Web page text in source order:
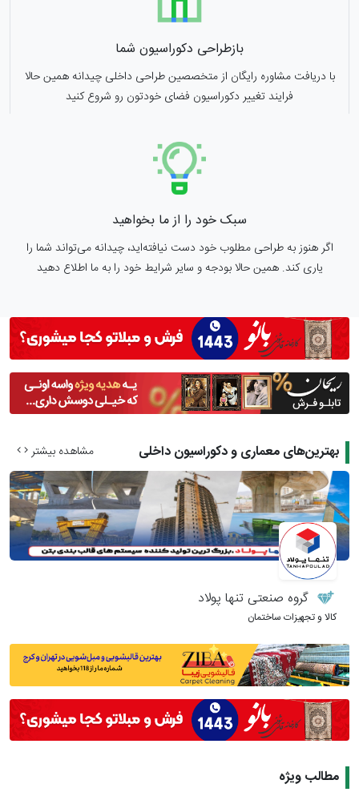
بازطراحی دکوراسیون شما
با دریافت مشاوره رایگان از متخصصین طراحی داخلی چیدانه همین حالا
فرایند تغییر دکوراسیون فضای خودتون رو شروع کنید
سبک خود را از ما بخواهید
اگر هنوز به طراحی مطلوب خود دست نیافته‌اید، چیدانه می‌تواند شما را
یاری کند. همین حالا بودجه و سایر شرایط خود را به ما اطلاع دهید
بهترین‌های معماری و دکوراسیون داخلی مشاهده بیشتر
گروه صنعتی تنها پولاد
کالا و تجهیزات ساختمان
مطالب ویژه